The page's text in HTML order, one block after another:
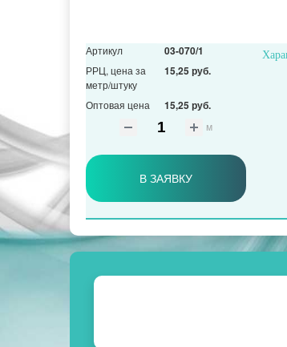
Артикул 03-070/1
РРЦ, цена за
метр/штуку
15,25 руб.
Оптовая цена 15,25 руб.
м
В ЗАЯВКУ